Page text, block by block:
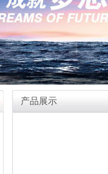
产品展示